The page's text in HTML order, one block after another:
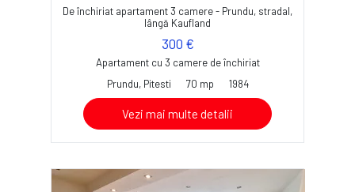
De închiriat apartament 3 camere - Prundu, stradal,
lângă Kaufland
300 €
Apartament cu 3 camere de închiriat
Prundu, Pitesti
70 mp 1984
Vezi mai multe detalii